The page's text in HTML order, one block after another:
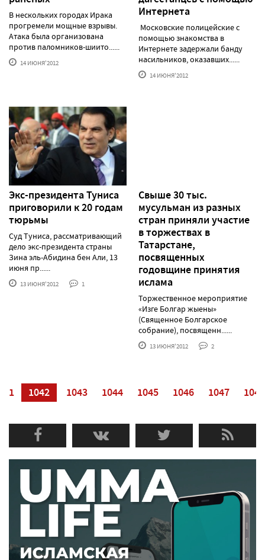
В нескольких городах Ирака
прогремели мощные взрывы.
Атака была организована
против паломников-шиито......
14 ИЮНЯ'2012
Интернета
Московские полицейские с
помощью знакомства в
Интернете задержали банду
насильников, оказавших......
14 ИЮНЯ'2012
Экс-президента Туниса
приговорили к 20 годам
тюрьмы
Суд Туниса, рассматривающий
дело экс-президента страны
Зина эль-Абидина бен Али, 13
июня пр......
13 ИЮНЯ'2012 1
Свыше 30 тыс.
мусульман из разных
стран приняли участие
в торжествах в
Татарстане,
посвященных
годовщине принятия
ислама
Торжественное мероприятие
«Изге Болгар жыены»
(Священное Болгарское
собрание), посвященн......
13 ИЮНЯ'2012 2
1042 1043 1044 1045 1046 1047 1048